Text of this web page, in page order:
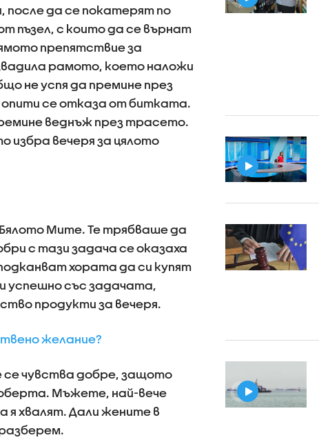
после да се покатерят по
пъзел, с които да се върнат
препятствие за
рамото, което наложи
не успя да премине през
се отказа от битката.
веднъж през трасето.
избра вечеря за цялото
Мите. Те трябваше да
с тази задача се оказаха
хората да си купят
успешно със задачата,
продукти за вечеря.
желание?
се чувства добре, защото
Мъжете, най-вече
я хвалят. Дали жените в